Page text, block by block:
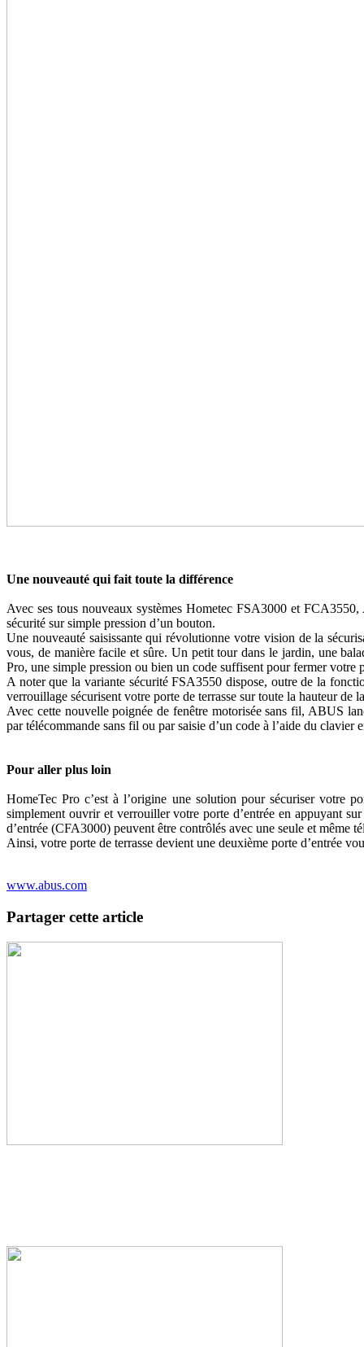
Une nouveauté qui fait toute la différence
Avec ses tous nouveaux systèmes Hometec FSA3000 et
sécurité sur simple pression d’un bouton.
Une nouveauté saisissante qui révolutionne votre vision de la
vous, de manière facile et sûre. Un petit tour dans le jardin, une
Pro, une simple pression ou bien un code suffisent pour fermer votre
A noter que la variante sécurité FSA3550 dispose, outre de la
verrouillage sécurisent votre porte de terrasse sur toute la hauteur
Avec cette nouvelle poignée de fenêtre motorisée sans fil, ABUS
par télécommande sans fil ou par saisie d’un code à l’aide du
Pour aller plus loin
HomeTec Pro c’est à l’origine une solution pour sécuriser votre
simplement ouvrir et verrouiller votre porte d’entrée en appuyant
d’entrée (CFA3000) peuvent être contrôlés avec une seule et même
Ainsi, votre porte de terrasse devient une deuxième porte d’entrée
www.abus.com
Partager cette article